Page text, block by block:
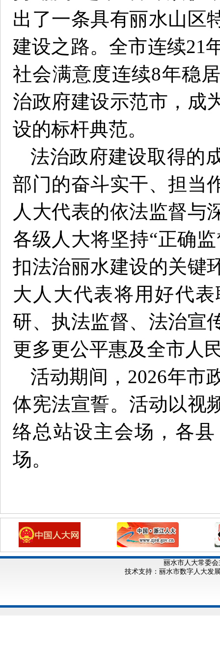
出了一条具有丽水山区
建设之路。全市连续21
社会满意度连续8年稳
治政府建设示范市，成
设的标杆典范。
法治政府建设取得的
部门的奋斗实干、担当
人大代表的依法监督与
各级人大将坚持“正确
扣法治丽水建设的关键
大人大代表将用好代
研、执法监督、法治宣
更多更公平惠及全市人
活动期间，2026年市
体宪法宣誓。活动以视
络总站设主会场，各
场。
丽水市人大常委会
技术支持：丽水市数字人大发